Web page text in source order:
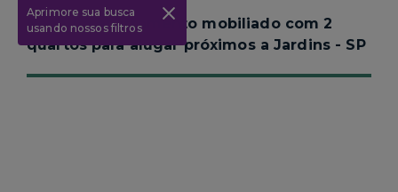
Aprimore sua busca
usando nossos filtros
Nenhum apartamento mobiliado com 2
quartos para alugar próximos aJardins - SP